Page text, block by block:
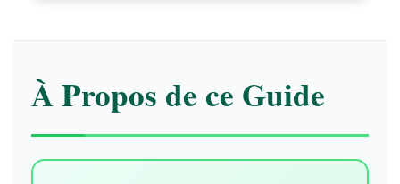
À Propos de ce Guide